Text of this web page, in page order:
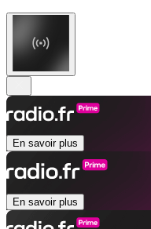
En savoir plus
En savoir plus